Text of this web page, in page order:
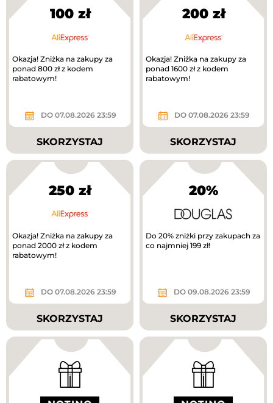
100 zł
Okazja! Zniżka na zakupy za
ponad 800 zł z kodem
rabatowym!
DO 07.08.2026 23:59
SKORZYSTAJ
200 zł
Okazja! Zniżka na zakupy za
ponad 1600 zł z kodem
rabatowym!
DO 07.08.2026 23:59
SKORZYSTAJ
250 zł
Okazja! Zniżka na zakupy za
ponad 2000 zł z kodem
rabatowym!
DO 07.08.2026 23:59
SKORZYSTAJ
20%
Do 20% zniżki przy zakupach za
co najmniej 199 zł!
DO 09.08.2026 23:59
SKORZYSTAJ